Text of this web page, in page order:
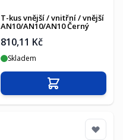
T-kus vnější / vnitřní / vnější
AN10/AN10/AN10 Černý
810,11 Kč
Skladem
Přidat do košíku